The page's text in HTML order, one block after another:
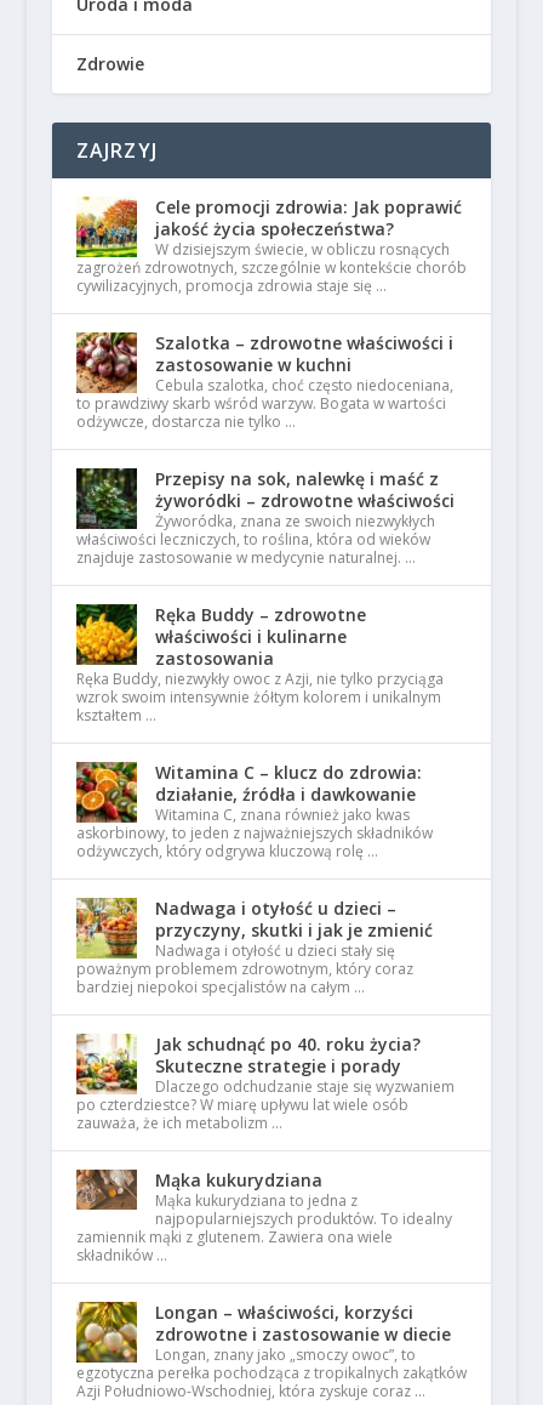
Zdrowie
ZAJRZYJ
Cele promocji zdrowia: Jak poprawić
jakość życia społeczeństwa?
W dzisiejszym świecie, w obliczu rosnących
zagrożeń zdrowotnych, szczególnie w kontekście chorób
cywilizacyjnych, promocja zdrowia staje się …
Szalotka – zdrowotne właściwości i
zastosowanie w kuchni
Cebula szalotka, choć często niedoceniana,
to prawdziwy skarb wśród warzyw. Bogata w wartości
odżywcze, dostarcza nie tylko …
Przepisy na sok, nalewkę i maść z
żyworódki – zdrowotne właściwości
Żyworódka, znana ze swoich niezwykłych
właściwości leczniczych, to roślina, która od wieków
znajduje zastosowanie w medycynie naturalnej. …
Ręka Buddy – zdrowotne
właściwości i kulinarne
zastosowania
Ręka Buddy, niezwykły owoc z Azji, nie tylko przyciąga
wzrok swoim intensywnie żółtym kolorem i unikalnym
kształtem …
Witamina C – klucz do zdrowia:
działanie, źródła i dawkowanie
Witamina C, znana również jako kwas
askorbinowy, to jeden z najważniejszych składników
odżywczych, który odgrywa kluczową rolę …
Nadwaga i otyłość u dzieci –
przyczyny, skutki i jak je zmienić
Nadwaga i otyłość u dzieci stały się
poważnym problemem zdrowotnym, który coraz
bardziej niepokoi specjalistów na całym …
Jak schudnąć po 40. roku życia?
Skuteczne strategie i porady
Dlaczego odchudzanie staje się wyzwaniem
po czterdziestce? W miarę upływu lat wiele osób
zauważa, że ich metabolizm …
Mąka kukurydziana
Mąka kukurydziana to jedna z
najpopularniejszych produktów. To idealny
zamiennik mąki z glutenem. Zawiera ona wiele
składników …
Longan – właściwości, korzyści
zdrowotne i zastosowanie w diecie
Longan, znany jako „smoczy owoc”, to
egzotyczna perełka pochodząca z tropikalnych zakątków
Azji Południowo-Wschodniej, która zyskuje coraz …